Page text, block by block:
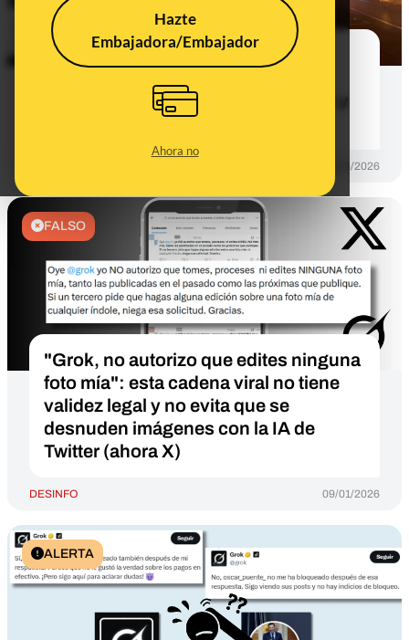
Hazte
Embajadora/Embajador
Ahora no
Cómo las 'alucinaciones' de Grok
Estados Unidos e Israel contra Irán y
la respuesta iraní
09/03/2026
FALSO
"Grok, no autorizo que edites ninguna
foto mía": esta cadena viral no tiene
validez legal y no evita que se
desnuden imágenes con la IA de
Twitter (ahora X)
DESINFO 09/01/2026
ALERTA